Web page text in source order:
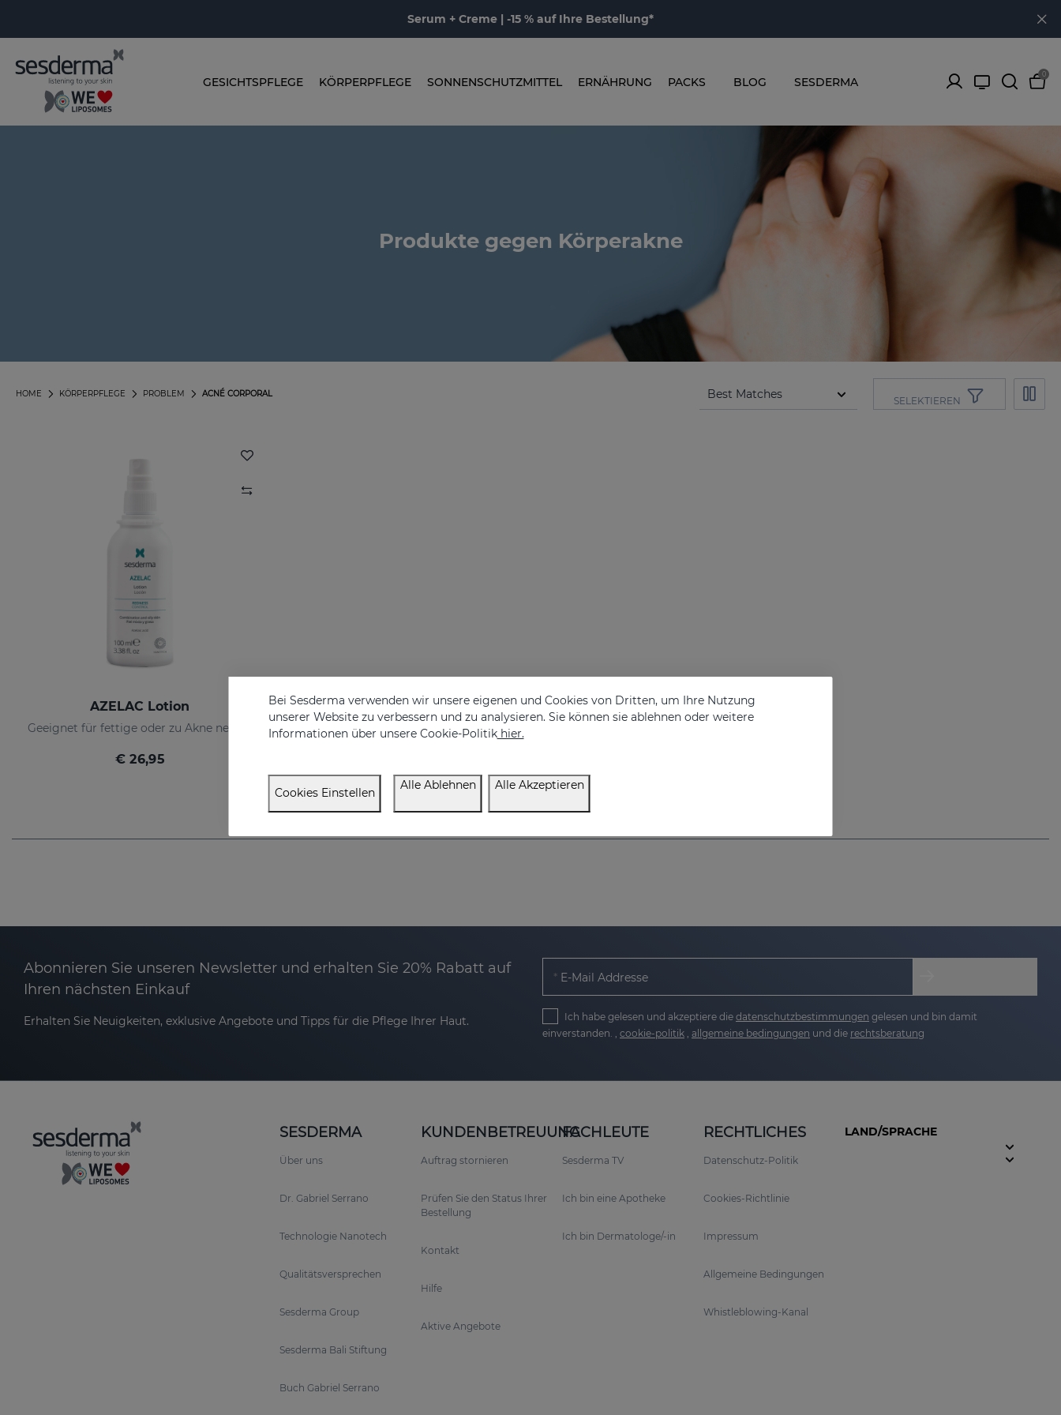
Serum + Creme | -15 % auf Ihre Bestellung*
GESICHTSPFLEGE KÖRPERPFLEGE SONNENSCHUTZMITTEL ERNÄHRUNG PACKS BLOG SESDERMA
0
Produkte gegen Körperakne
ACNÉ CORPORAL
PROBLEM
KÖRPERPFLEGE
HOME
SELEKTIEREN
AZELAC Lotion
€ 26,95
Abonnieren Sie unseren Newsletter und erhalten Sie 20% Rabatt auf
Ihren nächsten Einkauf
Erhalten Sie Neuigkeiten, exklusive Angebote und Tipps für die Pflege Ihrer Haut.
E-Mail Addresse
Ich habe gelesen und akzeptiere die datenschutzbestimmungen gelesen und bin damit
einverstanden. , cookie-politik allgemeine bedingungen und die rechtsberatung
SESDERMA
Über uns
Dr. Gabriel Serrano
Technologie Nanotech
Qualitätsversprechen
Sesderma Group
Sesderma Bali Stiftung
Buch Gabriel Serrano
KUNDENBETREUUNG
Auftrag stornieren
Prüfen Sie den Status Ihrer
Bestellung
Kontakt
Hilfe
Aktive Angebote
FACHLEUTE
Sesderma TV
Ich bin eine Apotheke
Ich bin Dermatologe/-in
RECHTLICHES
Datenschutz-Politik
Cookies-Richtlinie
Impressum
Allgemeine Bedingungen
Whistleblowing-Kanal
LAND/SPRACHE
Bei Sesderma verwenden wir unsere eigenen und Cookies von Dritten, um Ihre Nutzung
unserer Website zu verbessern und zu analysieren. Sie können sie ablehnen oder weitere
Informationen über unsere Cookie-Politikhier.
Cookies Einstellen
Alle Ablehnen Alle Akzeptieren